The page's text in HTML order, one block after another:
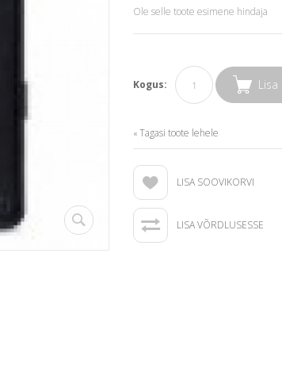
Ole selle toote esimene hindaja
Kogus:
« Tagasi toote lehele
LISA SOOVIKORVI
LISA VÕRDLUSESSE